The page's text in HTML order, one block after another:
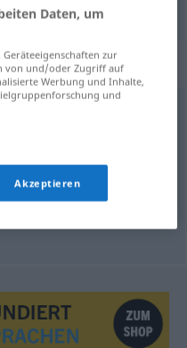
Linie,Richtlinie,
Daten, um
zur
von und/oder Zugriff auf
Werbung und Inhalte,
und
Akzeptieren